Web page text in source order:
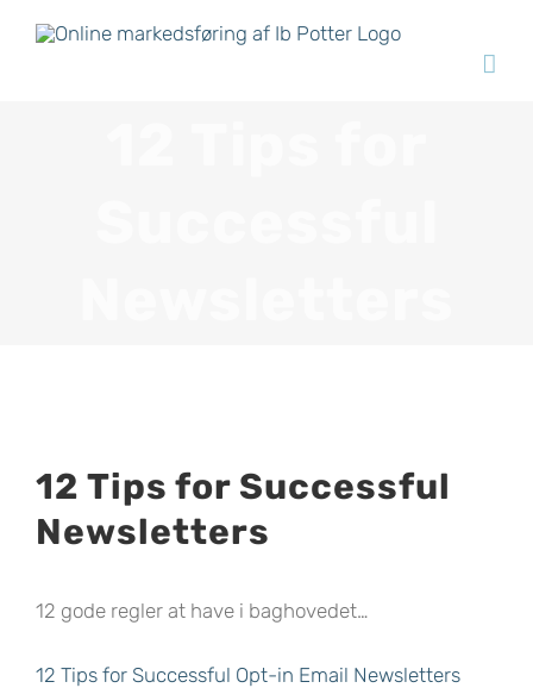
Skip
12 Tips for Successful
Newsletters
12 gode regler at have i baghovedet…
12 Tips for Successful Opt-in Email Newsletters